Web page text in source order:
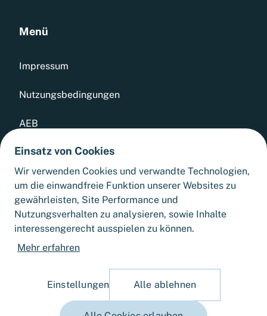
Menü
Impressum
Nutzungsbedingungen
AEB
Datenschutz
Whistleblowing Tool
Sitemap
Cookie-Einstellungen
Einsatz von Cookies
Wir verwenden Cookies und verwandte Technologien,
um die einwandfreie Funktion unserer Websites zu
gewährleisten, Site Performance und
Nutzungsverhalten zu analysieren, sowie Inhalte
interessengerecht ausspielen zu können.
Mehr erfahren
Einstellungen Alle ablehnen